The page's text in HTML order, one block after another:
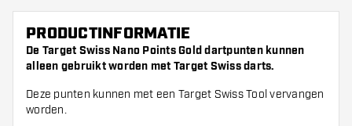
PRODUCTINFORMATIE
De Target Swiss Nano Points Gold dartpunten kunnen
alleen gebruikt worden met Target Swiss darts.
Deze punten kunnen met een Target Swiss Tool vervangen
worden.